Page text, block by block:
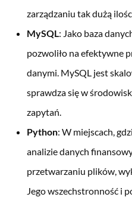
zarządzaniu tak dużą
MySQL: Jako baza
pozwoliło na efektywne
danymi. MySQL jest
sprawdza się w
zapytań.
Python: W miejscach,
analizie danych
przetwarzaniu plików,
Jego wszechstronność i